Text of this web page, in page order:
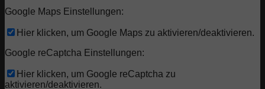
Google Maps Einstellungen:
Hier klicken, um Google Maps zu aktivieren/deaktivieren.
Google reCaptcha Einstellungen:
Hier klicken, um Google reCaptcha zu
aktivieren/deaktivieren.